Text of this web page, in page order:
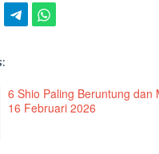
6 Shio Paling Beruntung dan
16 Februari 2026